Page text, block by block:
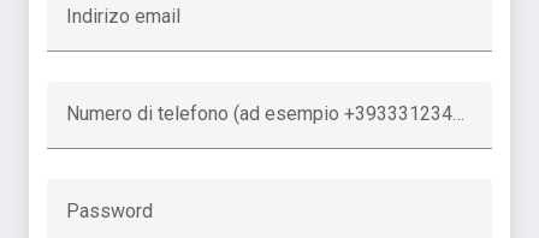
Indirizo email
Numero di telefono (ad esempio +393331234567)
Password